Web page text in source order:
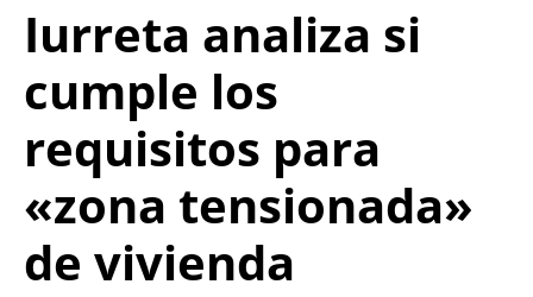
Iurreta analiza si
cumple los
requisitos para
«zona tensionada»
de vivienda